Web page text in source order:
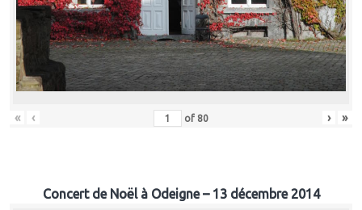
« ‹ of 80 › »
Concert de Noël à Odeigne – 13 décembre 2014